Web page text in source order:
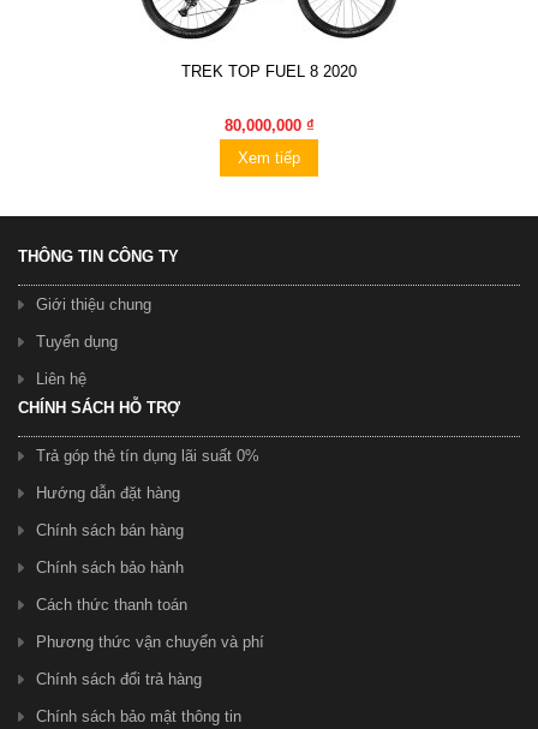
TREK TOP FUEL 8 2020
80,000,000 ₫
Xem tiếp
THÔNG TIN CÔNG TY
Giới thiệu chung
Tuyển dụng
Liên hệ
CHÍNH SÁCH HỖ TRỢ
Trả góp thẻ tín dụng lãi suất 0%
Hướng dẫn đặt hàng
Chính sách bán hàng
Chính sách bảo hành
Cách thức thanh toán
Phương thức vận chuyển và phí
Chính sách đổi trả hàng
Chính sách bảo mật thông tin